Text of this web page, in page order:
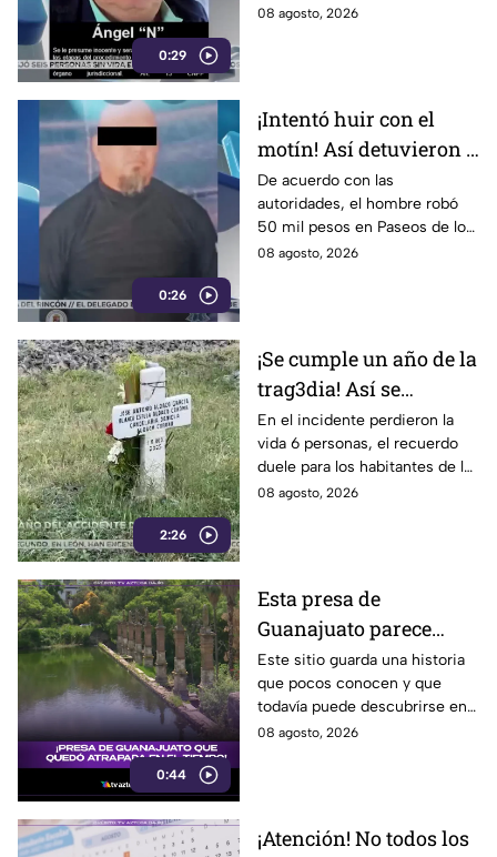
0:29
Ayotzinapa
08 agosto, 2026
0:26
¡Intentó huir con el
motín! Así detuvieron a
un presunto
responsable de asaltar
a su víctima en León
De acuerdo con las
autoridades, el hombre robó
50 mil pesos en Paseos de los
Insurgentes
08 agosto, 2026
2:26
¡Se cumple un año de la
trag3dia! Así se
recuerda el fuerte
accidente de un tren en
Irapuato
En el incidente perdieron la
vida 6 personas, el recuerdo
duele para los habitantes de la
localidad.
08 agosto, 2026
0:44
Esta presa de
Guanajuato parece
haberse quedado
atrapada en el tiempo;
¿cuál es?
Este sitio guarda una historia
que pocos conocen y que
todavía puede descubrirse en
Guanajuato.
08 agosto, 2026
¡Atención! No todos los